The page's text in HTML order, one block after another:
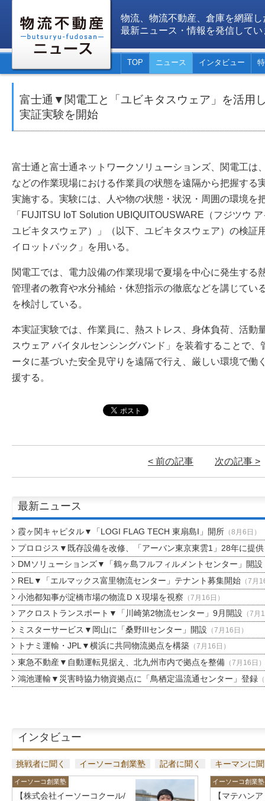
物流、物流不動産、倉庫を網羅し
最新ニュース・情報を発信してい
TOP ニュース インタビュー
富士通▼関電工と「ユビキタスウェア」を活用
実証実験を開始
富士通と富士通ネットワークソリューションズ、関電工は
などの作業現場における作業員の状態を遠隔から把握する
実施する。実験には、人や物の状態・状況・周囲の環境を
「FUJITSU IoT Solution UBIQUITOUSWARE（フジツウ
ユビキタスウェア）」（以下、ユビキタスウェア）の検証
イロットパック」を用いる。
関電工では、電力設備の作業現場で夏場を中心に発生する
管理者の教育や水分補給・休憩指示の徹底などを講じてい
を検討している。
本実証実験では、作業員に、熱ストレス、身体負荷、活動
スウェア バイタルセンシングバンド」を装着することで
ータに基づいた安全見守りを遠隔で行え、厳しい環境で働
援する。
< 前の記事 次の記事 >
最新ニュース
霞ヶ関キャピタル▼「LOGI FLAG TECH 東扇島I」開所（8月6日）
プロロジス▼既存設備を改修、「アーバン東京東雲1」28年に提供
DMソリューションズ▼「鶴ヶ島フルフィルメントセンター」開設
REL▼「エルマックス富里物流センター」テナント募集開始（7月
小池都知事が淀橋市場の物流ＤＸ現場を視察 （7月16日）
アクロストランスポート▼「川崎第2物流センター」9月開設 （7月
ミスターサービス▼岡山に「桑野IIIセンター」開設 （7月16日）
トナミ運輸・JPL▼横浜に共同物流拠点を構築（7月16日）
東急不動産▼自動運転見据え、北九州市内で拠点を整備（7月16日）
鴻池運輸▼災害時協力物資拠点に「鳥栖定温流通センター」登録
インタビュー
挑戦者に聞く イーソーコ創業塾 記者に聞く キーマンに
イーソーコ創業塾
【株式会社イーソーコクール/
イーソーコ創業塾
【マテハン